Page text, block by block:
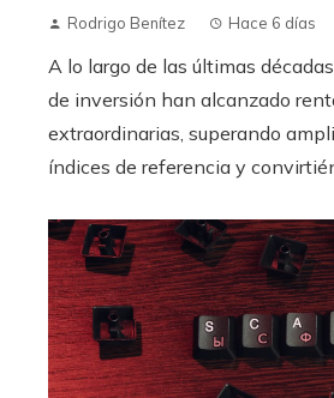
Rodrigo Benítez Hace 6 días
A lo largo de las últimas
de inversión han alcanzado
extraordinarias, superando
índices de referencia y